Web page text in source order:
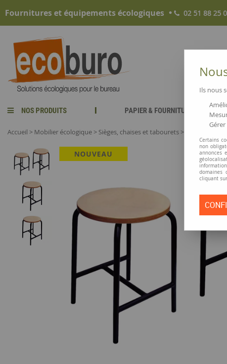
Fournitures et équipements écologiques 02 51 88 25
NOS PRODUITS PAPIER & FOURNITURES
Accueil > Mobilier écologique > Sièges, chaises et tabourets >
NOUVEAU
Ils nous
Certains
non
annonces
domaines
cliquant